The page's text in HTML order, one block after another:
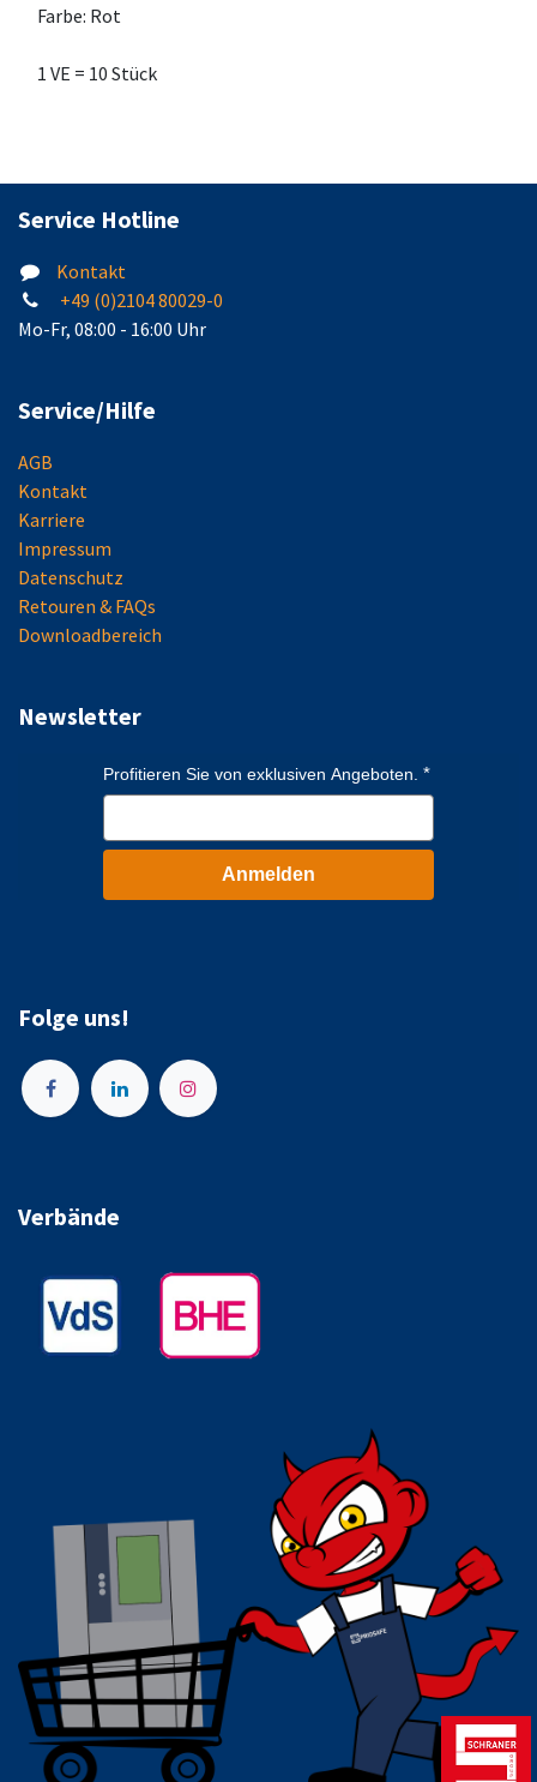
Farbe: Rot
1 VE = 10 Stück
Service Hotline
Kontakt
+49 (0)2104 80029-0
Mo-Fr, 08:00 - 16:00 Uhr
Service/Hilfe
AGB
Kontakt
Karriere
Impressum
Datenschutz
Retouren & FAQs
Downloadbereich
Newsletter
Profitieren Sie von exklusiven Angeboten.
Anmelden
Folge uns!
Verbände